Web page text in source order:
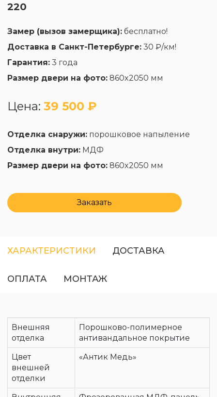
220
Замер (вызов замерщика): бесплатно!
Доставка в Санкт-Петербурге: 30 ₽/км!
Гарантия: 3 года
Размер двери на фото: 860x2050 мм
Цена: 39 500 ₽
Отделка снаружи: порошковое напыление
Отделка внутри: МДФ
Размер двери на фото: 860x2050 мм
Заказать
ХАРАКТЕРИСТИКИ ДОСТАВКА
ОПЛАТА МОНТАЖ
Внешняя
отделка
Порошково-полимерное
антивандальное покрытие
Цвет
внешней
отделки
«Антик Медь»